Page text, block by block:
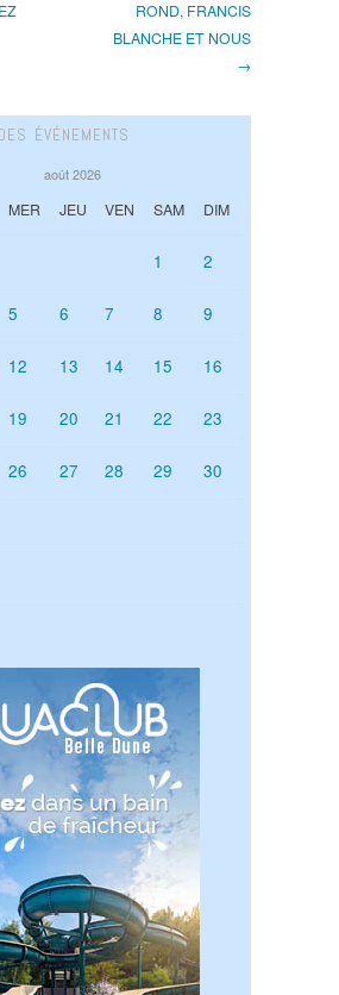
ROND, FRANCIS
BLANCHE ET NOUS
→
ÉVÉNEMENTS
août 2026
MER JEU VEN SAM DIM
1 2
5 6 7 8 9
12 13 14 15 16
19 20 21 22 23
26 27 28 29 30